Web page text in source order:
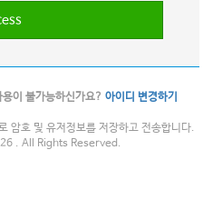
이 불가능하신가요? 아이디 변경하기
암호 및 유저정보를 저장하고 전송합니다.
. All Rights Reserved.